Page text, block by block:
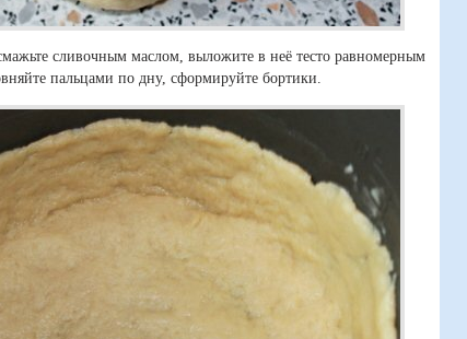
сливочным маслом, выложите в неё тесто равномерным
пальцами по дну, сформируйте бортики.